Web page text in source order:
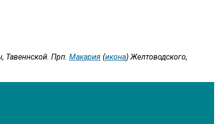
Тавеннской. Прп. Макария (икона) Желтоводского,